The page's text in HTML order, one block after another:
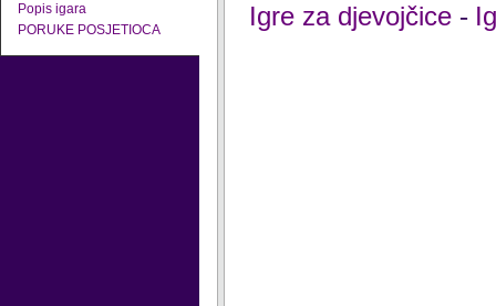
Popis igara
PORUKE POSJETIOCA
Igre za djevojčice -